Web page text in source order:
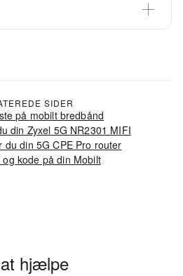
SIDER
på mobilt bredbånd
din Zyxel 5G NR2301 MIFI
din 5G CPE Pro router
kode på din Mobilt
hjælpe